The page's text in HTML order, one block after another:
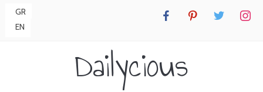
facebook pinterest twitter
GR
EN
Dailycious